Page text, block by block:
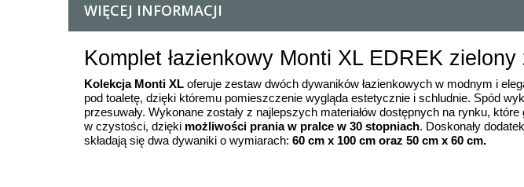
WIĘCEJ INFORMACJI
Komplet łazienkowy Monti XL EDREK
Kolekcja Monti XL oferuje zestaw dwóch dywaników łazienkowych w modnym i
pod toaletę, dzięki któremu pomieszczenie wygląda estetycznie i schludnie. Spód
przesuwały. Wykonane zostały z najlepszych materiałów dostępnych na rynku,
w czystości, dzięki możliwości prania w pralce w 30 stopniach. Doskonały
składają się dwa dywaniki o wymiarach: 60 cm x 100 cm oraz 50 cm x 60 cm.